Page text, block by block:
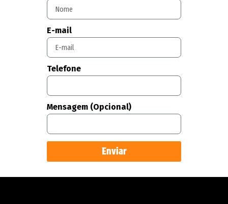
E-mail
Telefone
Mensagem (Opcional)
Enviar